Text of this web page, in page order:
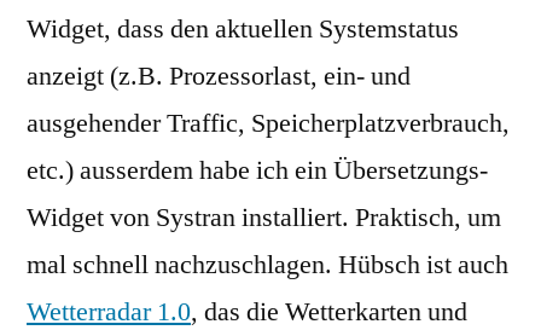
Widget, dass den aktuellen Systemstatus
anzeigt (z.B. Prozessorlast, ein- und
ausgehender Traffic, Speicherplatzverbrauch,
etc.) ausserdem habe ich ein Übersetzungs-
Widget von Systran installiert. Praktisch, um
mal schnell nachzuschlagen. Hübsch ist auch
Wetterradar 1.0, das die Wetterkarten und